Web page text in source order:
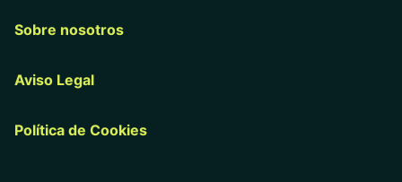
Sobre nosotros
Aviso Legal
Política de Cookies